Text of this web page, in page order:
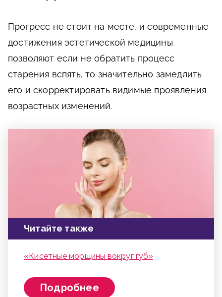
Прогресс не стоит на месте, и современные
достижения эстетической медицины
позволяют если не обратить процесс
старения вспять, то значительно замедлить
его и скорректировать видимые проявления
возрастных изменений.
Читайте также
«Кисетные морщины вокруг губ»
Подробнее